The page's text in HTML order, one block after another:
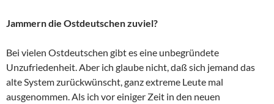
Jammern die Ostdeutschen zuviel?
Bei vielen Ostdeutschen gibt es eine unbegründete
Unzufriedenheit. Aber ich glaube nicht, daß sich jemand das
alte System zurückwünscht, ganz extreme Leute mal
ausgenommen. Als ich vor einiger Zeit in den neuen